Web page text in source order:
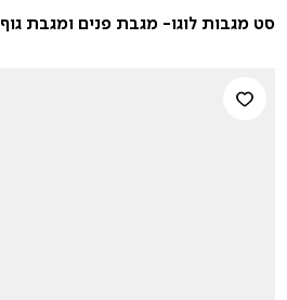
סט מגבות לוגו- מגבת פנים ומגבת גוף